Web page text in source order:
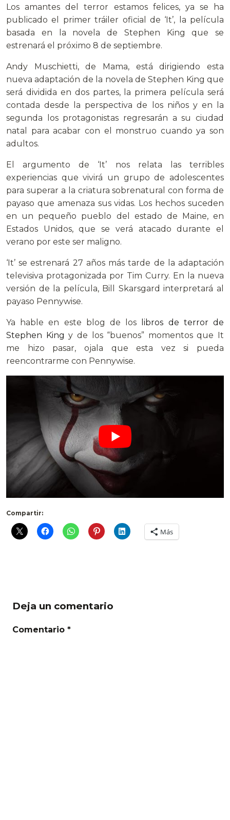
Los amantes del terror estamos felices, ya se ha
publicado el primer tráiler oficial de ‘It’, la película
basada en la novela de Stephen King que se
estrenará el próximo 8 de septiembre.
Andy Muschietti, de Mama, está dirigiendo esta
nueva adaptación de la novela de Stephen King que
será dividida en dos partes, la primera película será
contada desde la perspectiva de los niños y en la
segunda los protagonistas regresarán a su ciudad
natal para acabar con el monstruo cuando ya son
adultos.
El argumento de ‘It’ nos relata las terribles
experiencias que vivirá un grupo de adolescentes
para superar a la criatura sobrenatural con forma de
payaso que amenaza sus vidas. Los hechos suceden
en un pequeño pueblo del estado de Maine, en
Estados Unidos, que se verá atacado durante el
verano por este ser maligno.
‘It’ se estrenará 27 años más tarde de la adaptación
televisiva protagonizada por Tim Curry. En la nueva
versión de la película, Bill Skarsgard interpretará al
payaso Pennywise.
Ya hable en este blog de los
libros de terror de
Stephen King y de los “buenos” momentos que It
me hizo pasar, ojala que esta vez si pueda
reencontrarme con Pennywise.
Compartir:
Más
Deja un comentario
Comentario *